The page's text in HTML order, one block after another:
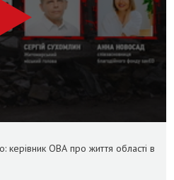
ОВА про життя області в